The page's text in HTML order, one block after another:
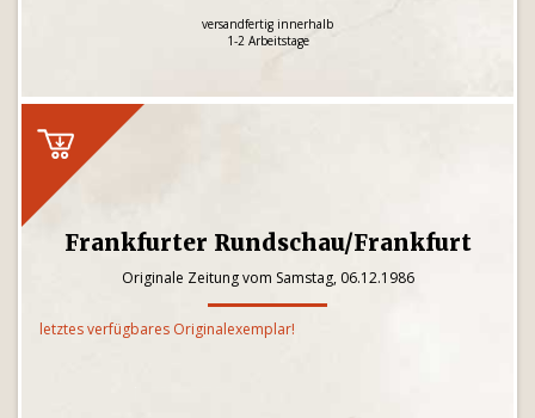
versandfertig innerhalb
1-2 Arbeitstage
Frankfurter Rundschau/Frankfurt
Originale Zeitung vom Samstag, 06.12.1986
letztes verfügbares Originalexemplar!